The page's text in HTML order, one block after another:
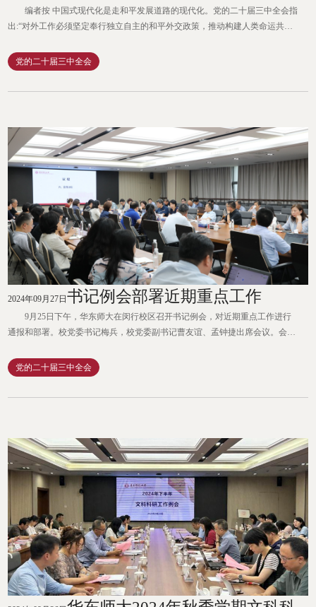
编者按 中国式现代化是走和平发展道路的现代化。党的二十届三中全会指
出:“对外工作必须坚定奉行独立自主的和平外交政策，推动构建人类命运共同
议，倡导平等有序的世界多极化、普惠包容的经济全球化，深化外事工作机制
改革，参与引领全球治理体系改革和建设，坚定维护国家主权、安全、发展利
党的二十届三中全会
2024年09月27日书记例会部署近期重点工作
9月25日下午，华东师大在闵行校区召开书记例会，对近期重点工作进行
通报和部署。校党委书记梅兵，校党委副书记曹友谊、孟钟捷出席会议。会议
作；孟钟捷通报了近期宣传思想文化工作和安全稳定工作；校党委常委、组织
部部长朱军文通报了党纪学习教育总结情况；校党委常委、统战部部长、学校
党的二十届三中全会